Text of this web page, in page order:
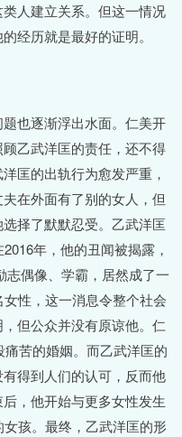
人建立关系。但这一情况
经历就是最好的证明。
也逐渐浮出水面。仁美开
乙武洋匡的责任，还不得
匡的出轨行为愈发严重，
在外面有了别的女人，但
择了默默忍受。乙武洋匡
年，他的丑闻被揭露，
偶像、学霸，居然成了一
性，这一消息令整个社会
但公众并没有原谅他。仁
苦的婚姻。而乙武洋匡的
得到人们的认可，反而他
，他开始与更多女性发生
孩。最终，乙武洋匡的形